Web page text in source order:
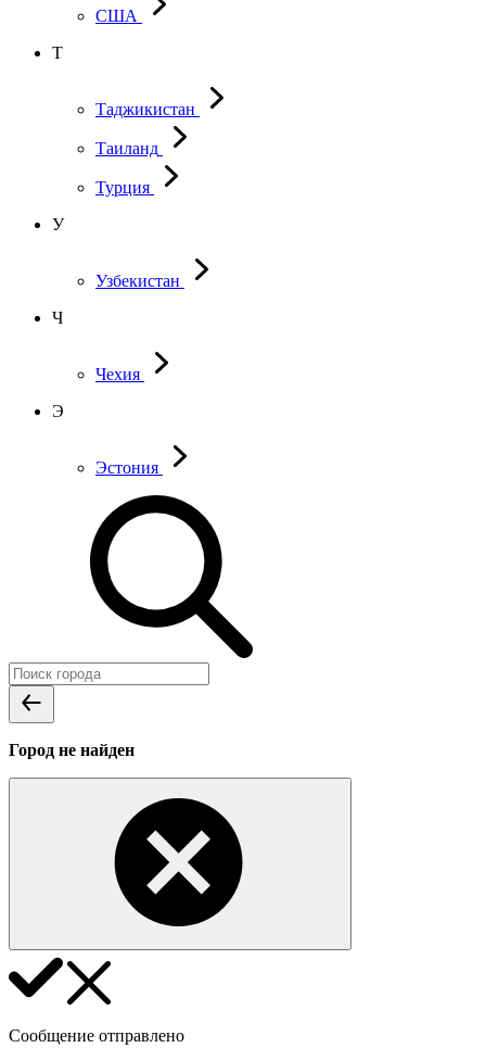
США
Т
Таджикистан
Таиланд
Турция
У
Узбекистан
Ч
Чехия
Э
Эстония
Город не найден
Сообщение отправлено